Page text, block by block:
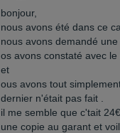
bonjour,
nous avons été dans ce
nous avons demandé
os avons constaté avec
et
ous avons tout
dernier n'était pas fait .
il me semble que c'tait
une copie au garant et